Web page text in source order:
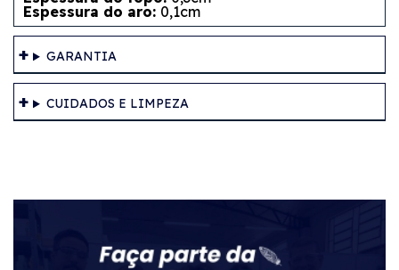
Espessura do aro: 0,1cm
GARANTIA
CUIDADOS E LIMPEZA